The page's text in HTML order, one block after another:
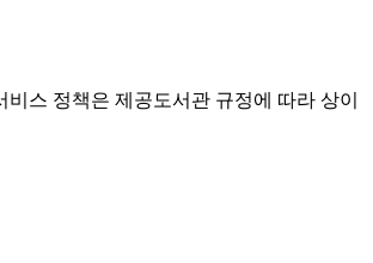
비스 정책은 제공도서관 규정에 따라 상이